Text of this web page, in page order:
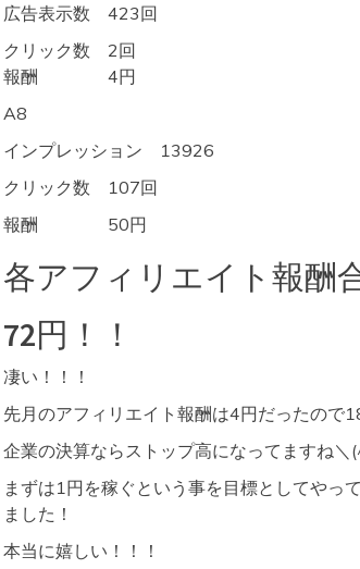
広告表示数 423回
クリック数 2回
報酬 4円
A8
インプレッション 13926
クリック数 107回
報酬 50円
各アフィリエイト報酬
72円！！
凄い！！！
先月のアフィリエイト報酬は4円だったので
企業の決算ならストップ高になってますね＼
まずは1円を稼ぐという事を目標としてやっ
ました！
本当に嬉しい！！！